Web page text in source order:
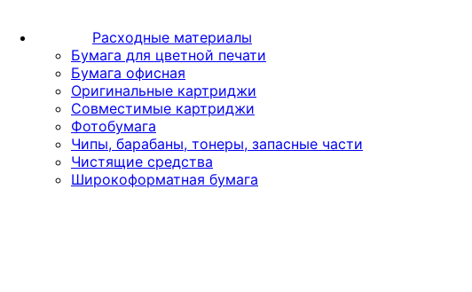
Расходные материалы
Бумага для цветной печати
Бумага офисная
Оригинальные картриджи
Совместимые картриджи
Фотобумага
Чипы, барабаны, тонеры, запасные части
Чистящие средства
Широкоформатная бумага